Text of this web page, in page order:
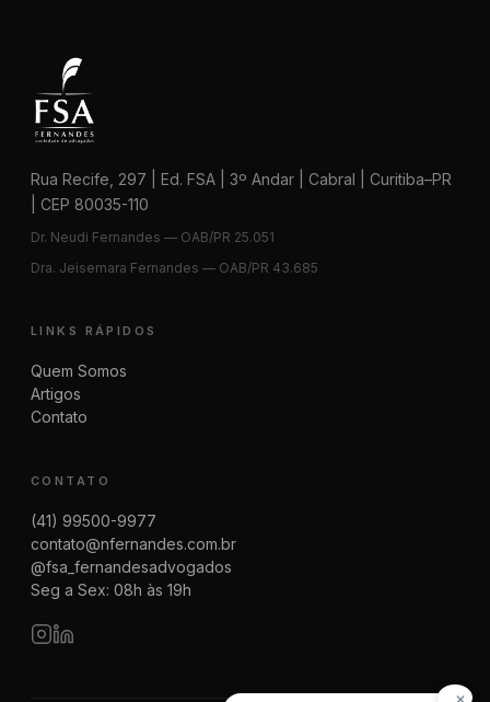
Rua Recife, 297 | Ed. FSA | 3º Andar | Cabral | Curitiba–PR
| CEP 80035-110
Dr. Neudi Fernandes — OAB/PR 25.051
Dra. Jeisemara Fernandes — OAB/PR 43.685
LINKS RÁPIDOS
Quem Somos
Artigos
Contato
CONTATO
(41) 99500-9977
contato@nfernandes.com.br
@fsa_fernandesadvogados
Seg a Sex: 08h às 19h